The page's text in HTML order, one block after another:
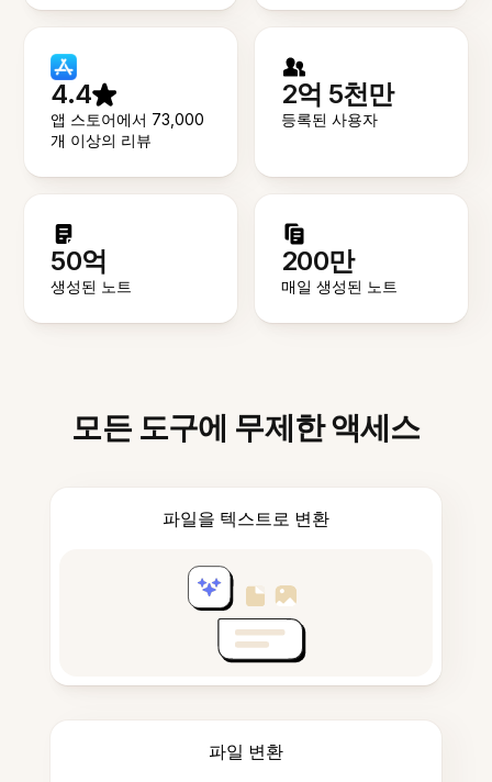
4.4
앱 스토어에서 73,000
개 이상의 리뷰
2억 5천만
등록된 사용자
50억
생성된 노트
200만
매일 생성된 노트
모든 도구에 무제한 액세스
파일을 텍스트로 변환
파일 변환